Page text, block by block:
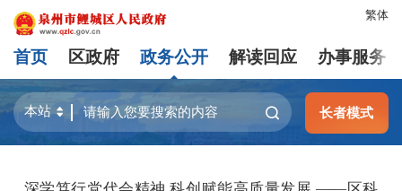
繁体
首页 区政府 政务公开 解读回应 办事服务
长者模式